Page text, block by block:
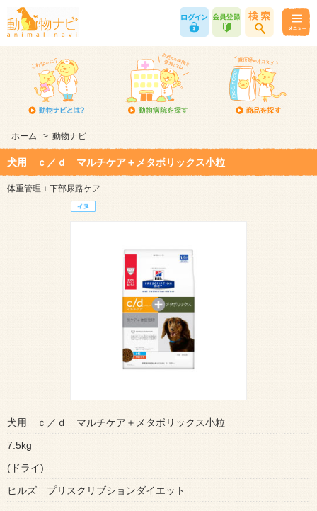
ホーム > 動物ナビ
犬用 ｃ／ｄ マルチケア＋メタボリックス小粒
体重管理＋下部尿路ケア
犬用 ｃ／ｄ マルチケア＋メタボリックス小粒
7.5kg
(ドライ)
ヒルズ プリスクリブションダイエット